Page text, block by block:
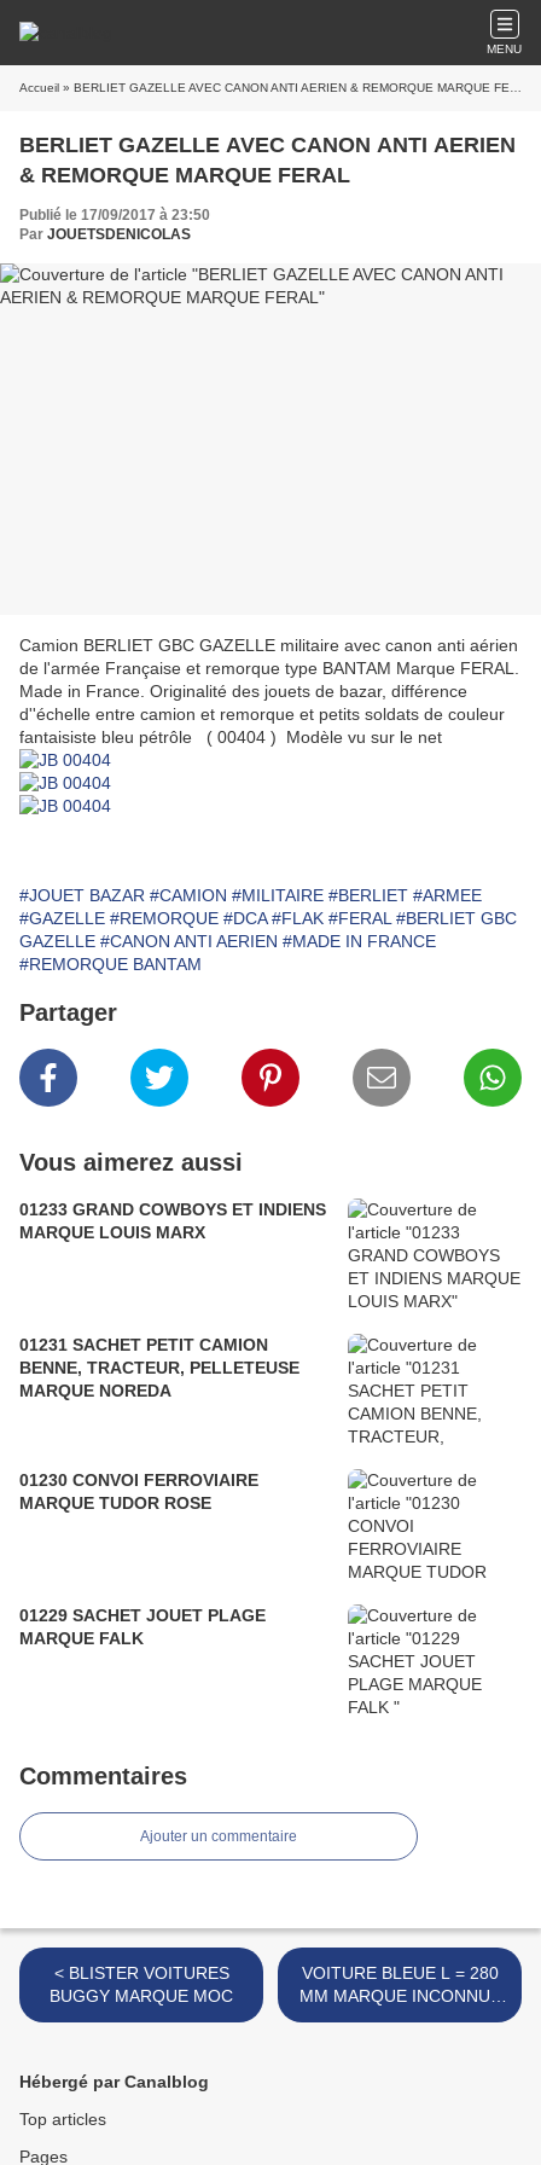
MENU
Accueil » BERLIET GAZELLE AVEC CANON ANTI AERIEN & REMORQUE MARQUE FERAL
BERLIET GAZELLE AVEC CANON ANTI AERIEN
& REMORQUE MARQUE FERAL
Publié le 17/09/2017 à 23:50
Par JOUETSDENICOLAS
Camion BERLIET GBC GAZELLE militaire avec canon anti aérien
de l'armée Française et remorque type BANTAM Marque FERAL.
Made in France. Originalité des jouets de bazar, différence
d''échelle entre camion et remorque et petits soldats de couleur
fantaisiste bleu pétrôle ( 00404 ) Modèle vu sur le net
#JOUET BAZAR #CAMION #MILITAIRE #BERLIET #ARMEE
#GAZELLE #REMORQUE #DCA #FLAK #FERAL #BERLIET GBC
GAZELLE #CANON ANTI AERIEN #MADE IN FRANCE
#REMORQUE BANTAM
Partager
Vous aimerez aussi
01233 GRAND COWBOYS ET INDIENS
MARQUE LOUIS MARX
01231 SACHET PETIT CAMION
BENNE, TRACTEUR, PELLETEUSE
MARQUE NOREDA
01230 CONVOI FERROVIAIRE
MARQUE TUDOR ROSE
01229 SACHET JOUET PLAGE
MARQUE FALK
Commentaires
Ajouter un commentaire
< BLISTER VOITURES
BUGGY MARQUE MOC
VOITURE BLEUE L = 280
MM MARQUE INCONNUE
>
Hébergé par Canalblog
Top articles
Pages